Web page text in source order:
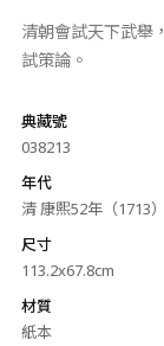
清朝會試天下武舉
試策論。
典藏號
038213
年代
清 康熙52年（1713）
尺寸
113.2x67.8cm
材質
紙本